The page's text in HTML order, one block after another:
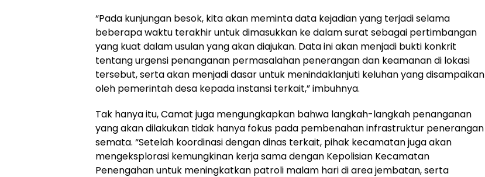
“Pada kunjungan besok, kita akan meminta data kejadian yang terjadi selama
beberapa waktu terakhir untuk dimasukkan ke dalam surat sebagai pertimbangan
yang kuat dalam usulan yang akan diajukan. Data ini akan menjadi bukti konkrit
tentang urgensi penanganan permasalahan penerangan dan keamanan di lokasi
tersebut, serta akan menjadi dasar untuk menindaklanjuti keluhan yang disampaikan
oleh pemerintah desa kepada instansi terkait,” imbuhnya.
Tak hanya itu, Camat juga mengungkapkan bahwa langkah-langkah penanganan
yang akan dilakukan tidak hanya fokus pada pembenahan infrastruktur penerangan
semata. “Setelah koordinasi dengan dinas terkait, pihak kecamatan juga akan
mengeksplorasi kemungkinan kerja sama dengan Kepolisian Kecamatan
Penengahan untuk meningkatkan patroli malam hari di area jembatan, serta